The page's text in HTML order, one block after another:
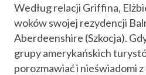
Według relacji Griffina,
woków swojej rezydencji
Aberdeenshire (Szkocja).
grupy amerykańskich
porozmawiać i nieświadomi